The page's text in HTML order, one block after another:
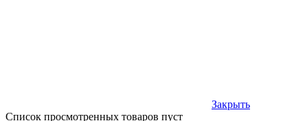
Закрыть
Список просмотренных товаров пуст